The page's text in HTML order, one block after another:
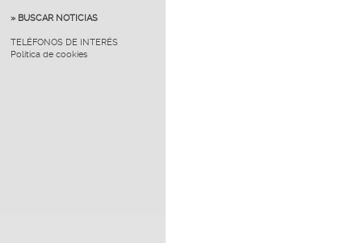
» BUSCAR NOTICIAS
TELÉFONOS DE INTERÉS
Política de cookies